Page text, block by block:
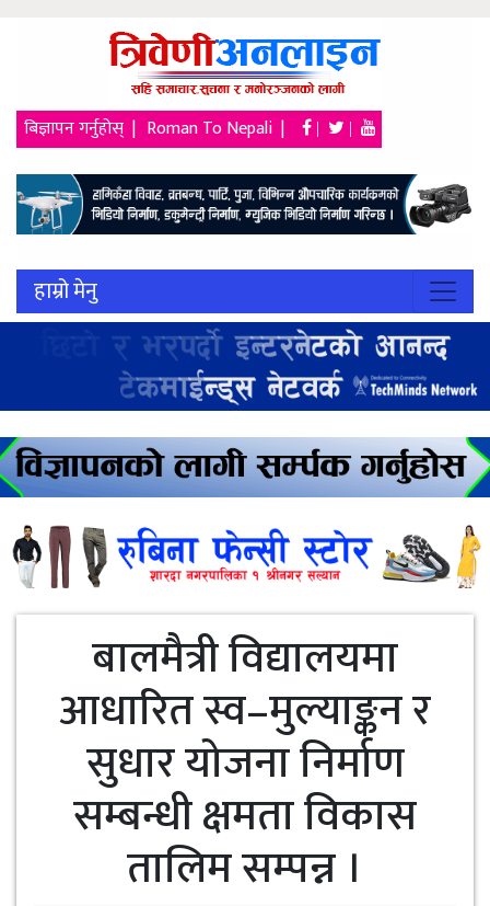
बिज्ञापन गर्नुहोस् | Roman To Nepali | | |
हाम्रो मेनु
बालमैत्री विद्यालयमा
आधारित स्व–मुल्याङ्कन र
सुधार योजना निर्माण
सम्बन्धी क्षमता विकास
तालिम सम्पन्न ।